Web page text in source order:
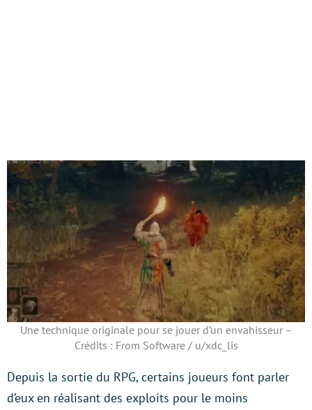
Une technique originale pour se jouer d’un envahisseur –
Crédits : From Software / u/xdc_lis
Depuis la sortie du RPG, certains joueurs font parler
d’eux en réalisant des exploits pour le moins